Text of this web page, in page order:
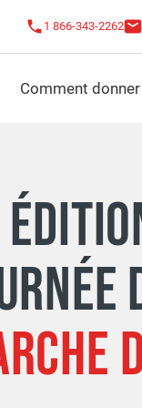
1 866-343-2262
Comment donner
ÉTATS